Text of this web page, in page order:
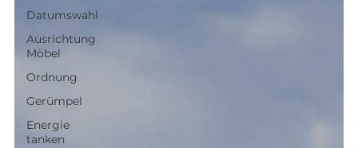
Datumswahl
Ausrichtung
Möbel
Ordnung
Gerümpel
Energie
tanken